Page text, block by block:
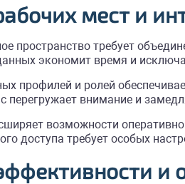
мест и
пространство требует
экономит время и
профилей и ролей
перегружает внимание и
возможности
доступа требует особых
и